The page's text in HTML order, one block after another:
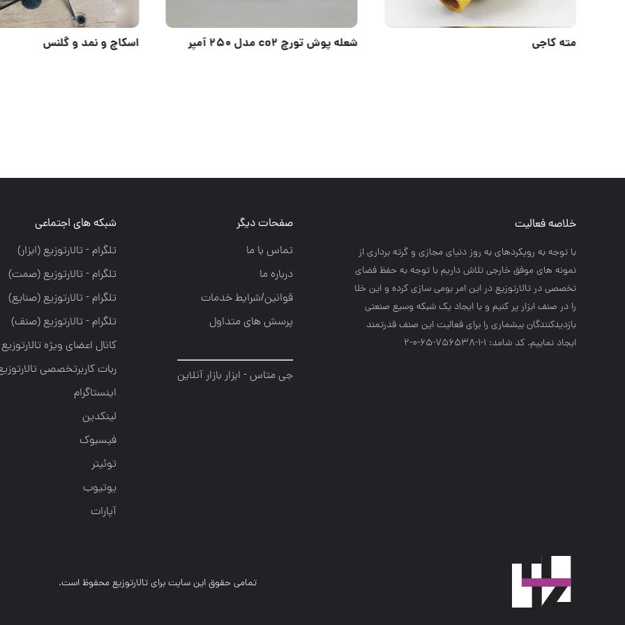
مته کاجی شعله پوش تورچ co2 مدل 250 آمپر
خلاصه فعالیت
با توجه به رويكردهاي به روز دنياي مجازي و گرته برداري از
نمونه هاي موفق خارجي تلاش داريم با توجه به حفظ فضاي
تخصصي در تالارتوزيع در اين امر بومي سازي كرده و اين خلا
را در صنف ابزار پر كنيم و با ايجاد يك شبكه وسيع صنعتي
بازديدكنندگان بيشماري را براي فعاليت اين صنف قدرتمند
ايجاد نماييم. کد شامد: 1-1-756538-65-0-2
صفحات دیگر
تماس با ما
درباره ما
قوانین/شرایط خدمات
پرسش های متداول
جی متاس - ابزار بازار آنلاین
شبکه های اجتماعی
تلگرام - تالارتوزيع (ابزار)
تلگرام - تالارتوزيع (صمت)
تلگرام - تالارتوزيع (صنايع)
تلگرام - تالارتوزیع (صنف)
کانال اعضای ویژه تالارتوزیع
ربات کاربرتخصصی
اینستاگرام
لینکدین
فیسبوک
توئیتر
یوتیوب
آپارات
تمامی حقوق این سایت برای تالارتوزیع محفوظ است.